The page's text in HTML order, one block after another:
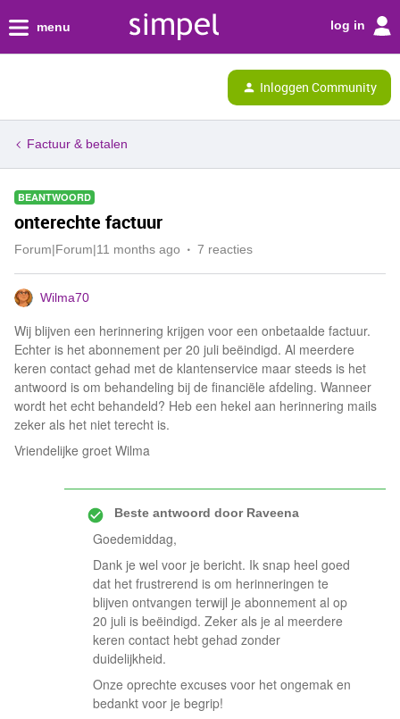
menu log in
Inloggen Community
Factuur & betalen
BEANTWOORD
onterechte factuur
Forum|Forum|11 months ago 7 reacties
Wilma70
Wij blijven een herinnering krijgen voor een onbetaalde factuur.
Echter is het abonnement per 20 juli beëindigd. Al meerdere
keren contact gehad met de klantenservice maar steeds is het
antwoord is om behandeling bij de financiële afdeling. Wanneer
wordt het echt behandeld? Heb een hekel aan herinnering mails
zeker als het niet terecht is.
Vriendelijke groet Wilma
Beste antwoord doorRaveena
Goedemiddag,
Dank je wel voor je bericht. Ik snap heel goed
dat het frustrerend is om herinneringen te
blijven ontvangen terwijl je abonnement al op
20 juli is beëindigd. Zeker als je al meerdere
keren contact hebt gehad zonder
duidelijkheid.
Onze oprechte excuses voor het ongemak en
bedankt voor je begrip!